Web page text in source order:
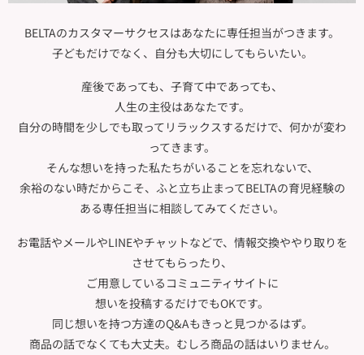
BELTAのカスタマーサクセスはあなたに専任担当がつきます。
子どもだけでなく、 自分も大切にしてもらいたい。
産後であっても、子育て中であっても、
人生の主役はあなたです。
自分の時間を少しでも取ってリラックスするだけで、何かが変わ
ってきます。
そんな想いを持った私たちがいることを忘れないで、
余裕のない時だからこそ、ふと立ち止まってBELTAの育児経験の
ある専任担当に相談してみてください。
お電話やメールやLINEやチャットなどで、情報交換ややり取りを
させてもらったり、
ご用意しているコミュニティサイトに
想いを投稿するだけでもOKです。
同じ想いを持つ方達のQ&Aもきっと見つかるはず。
商品の話でなくても大丈夫。 むしろ商品の話はいりません。